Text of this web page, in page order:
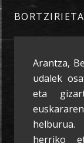
Arantza,
udalek
eta
herriko